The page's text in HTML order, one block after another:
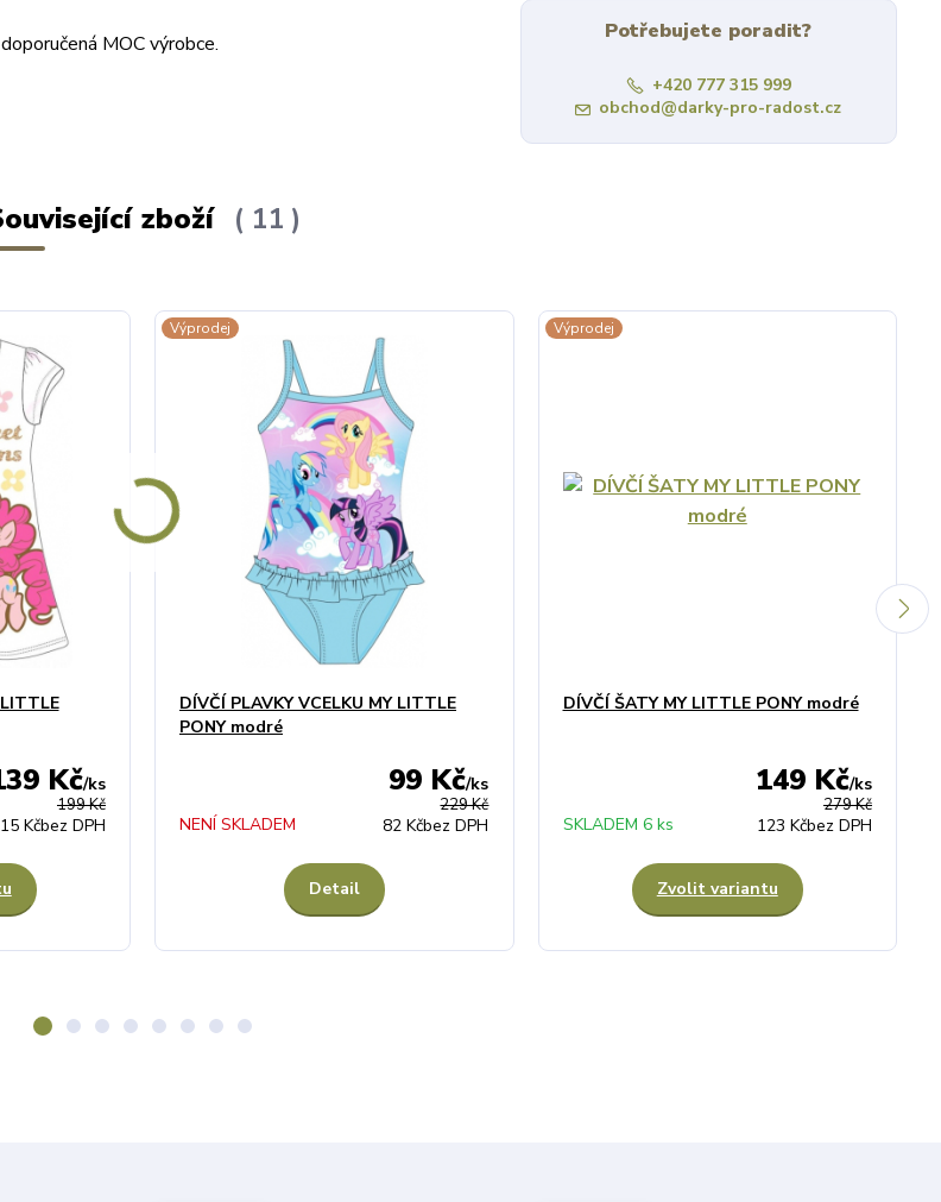
MOC výrobce.
Potřebujete poradit?
+420 777 315 999
obchod@darky-pro-radost.cz
zboží 11
199 Kč
Kč/ks
Kčbez DPH
Výprodej
DÍVČÍ PLAVKY VCELKU MY LITTLE
PONY modré
229 Kč
99 Kč/ks
82 Kčbez DPH
NENÍ SKLADEM
Detail
Výprodej
DÍVČÍ ŠATY MY LITTLE PONY modré
279 Kč
149 Kč/ks
123 Kčbez DPH
SKLADEM 6 ks
Zvolit variantu